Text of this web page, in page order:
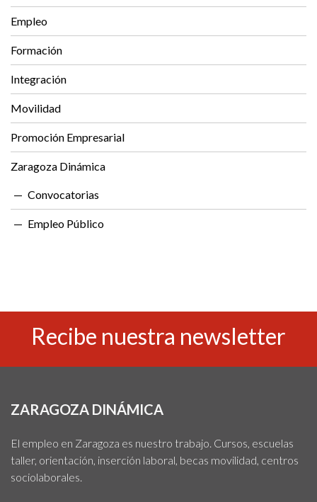
Empleo
Formación
Integración
Movilidad
Promoción Empresarial
Zaragoza Dinámica
Convocatorias
Empleo Público
Recibe nuestra newsletter
ZARAGOZA DINÁMICA
El empleo en Zaragoza es nuestro trabajo. Cursos, escuelas
taller, orientación, inserción laboral, becas movilidad, centros
sociolaborales.